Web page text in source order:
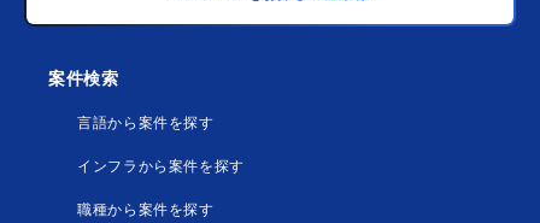
案件検索
言語から案件を探す
インフラから案件を探す
職種から案件を探す